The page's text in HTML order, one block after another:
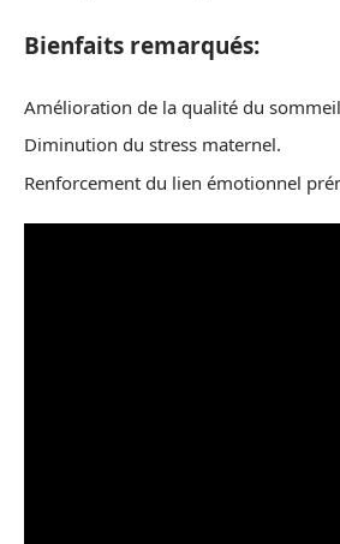
Bienfaits remarqués:
Amélioration de la qualité du
Diminution du stress maternel.
Renforcement du lien émotionnel